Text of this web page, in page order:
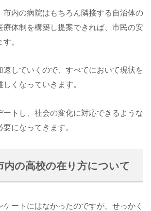
市内の病院はもちろん隣接する自治体の
療体制を構築し提案できれば、市民の安
。
速していくので、すべてにおいて現状を
くなっていきます。
ートし、社会の変化に対応できるような
になってきます。
内の高校の在り方について
ケートにはなかったのですが、せっかく